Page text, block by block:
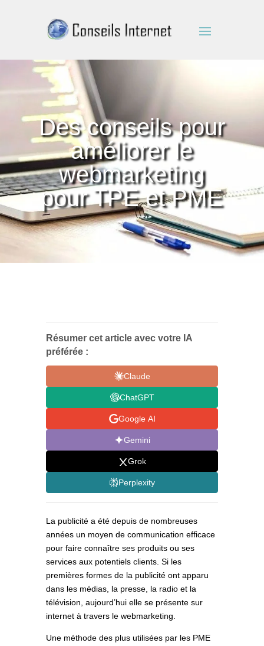
Des conseils pour
améliorer le
webmarketing
pour TPE et PME
Résumer cet article avec votre IA
préférée :
Claude
ChatGPT
Google AI
Gemini
Grok
Perplexity
La publicité a été depuis de nombreuses
années un moyen de communication efficace
pour faire connaître ses produits ou ses
services aux potentiels clients. Si les
premières formes de la publicité ont apparu
dans les médias, la presse, la radio et la
télévision, aujourd’hui elle se présente sur
internet à travers le webmarketing.
Une méthode des plus utilisées par les PME